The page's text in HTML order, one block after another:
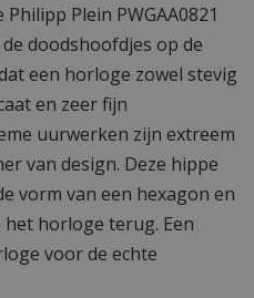
Plein PWGAA0821
doodshoofdjes op de
een horloge zowel stevig
en zeer fijn
uurwerken zijn extreem
van design. Deze hippe
vorm van een hexagon en
horloge terug. Een
voor de echte